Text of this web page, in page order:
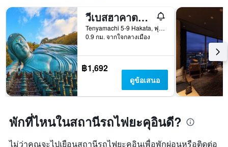
วีเบสฮาคาตะ โฮสเทล
Tenyamachi 5-9 Hakata, ฟุกุโอกะ, ญี่ปุ่น
0.9 กม. จากใจกลางเมือง
฿1,692
ดูข้อเสนอ
พักที่ไหนในสถานีรถไฟยะคุอินดี?
ไม่ว่าคุณจะไปเยือนสถานีรถไฟยะคุอินเพื่อพักผ่อนหรือติดต่อ